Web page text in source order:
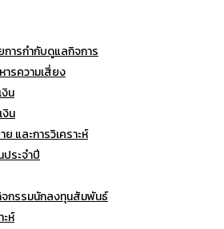
การกำกับดูแลกิจการ
ารความเสี่ยง
น
งิน
ย และการวิเคราะห์
ประจำปี
กรรมนักลงทุนสัมพันธ์
ห์